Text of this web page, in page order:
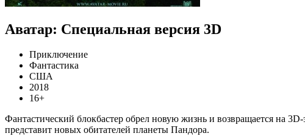
Аватар: Специальная версия 3D
Приключение
Фантастика
США
2018
16+
Фантастический блокбастер обрел новую жизнь и возвращается на
представит новых обитателей планеты Пандора.